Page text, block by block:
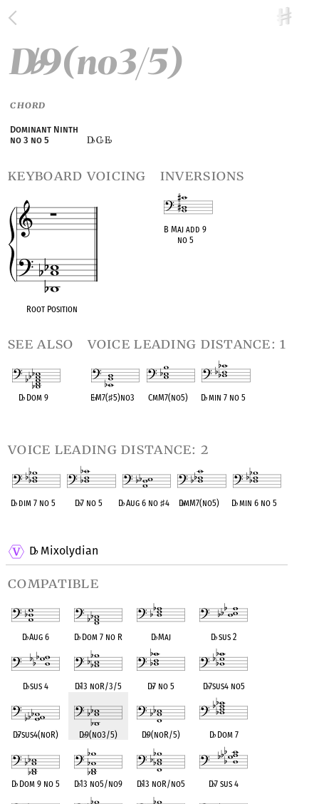
D♭Mixolydian
compatible
D♭Aug 6 D♭Dom 7 no R D♭Maj D♭sus 2
D♭sus 4 D♭13 noR/3/5 D♭7 no 5 D♭7sus4 no5
D♭7sus4(noR) D♭9(no3/5) D♭9(noR/5) D♭Dom 7
D♭Dom 9 no 5 D♭13 no5/no9 D♭13 noR/no5 D♭7 sus 4
D♭9(no3/5)
CHORD
Dominant Ninth
no 3 no 5
D♭C♭E♭
keyboard voicing
Root Position
inversions
B Maj add 9
no 5
see also
D♭Dom 9
voice leading distance: 1
E♭M7(♯5)no3 CmM7(no5) D♭min 7 no 5
voice leading distance: 2
D♭dim 7 no 5 D♭7 no 5 D♭Aug 6 no ♯4 D♭mM7(no5) D♭min 6 no 5